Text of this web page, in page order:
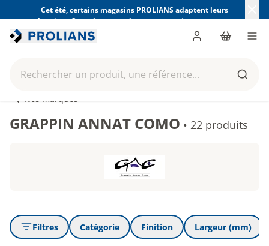
Cet été, certains magasins PROLIANS adaptent leurs
horaires. Consultez ceux de votre magasin avant votre
visite.
Rechercher un produit, une référence...
Panier
Nos marques
GRAPPIN ANNAT COMO • 22 produits
Filtres Catégorie Finition Largeur (mm)